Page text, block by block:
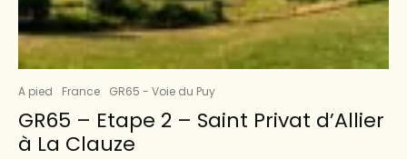
A pied France GR65 - Voie du Puy
GR65 – Etape 2 – Saint Privat d’Allier
à La Clauze